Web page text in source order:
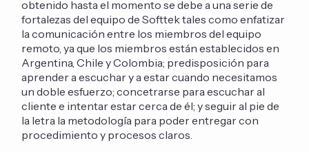
obtenido hasta el momento se debe a una serie de
fortalezas del equipo de Softtek tales como enfatizar
la comunicación entre los miembros del equipo
remoto, ya que los miembros están establecidos en
Argentina, Chile y Colombia; predisposición para
aprender a escuchar y a estar cuando necesitamos
un doble esfuerzo; concetrarse para escuchar al
cliente e intentar estar cerca de él; y seguir al pie de
la letra la metodología para poder entregar con
procedimiento y procesos claros.